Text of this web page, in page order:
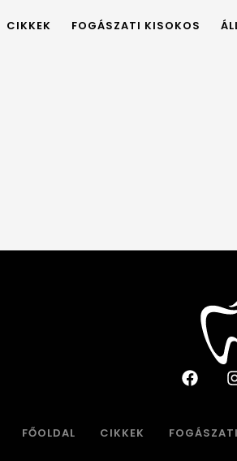
CIKKEK FOGÁSZATI KISOKOS
FŐOLDAL CIKKEK